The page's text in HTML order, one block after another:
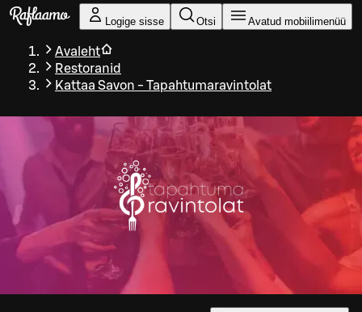
Liigu peamise sisu juurde
Logige sisse Otsi Avatud mobiilimenüü
Avaleht
Restoranid
Kattaa Savon - Tapahtumaravintolat